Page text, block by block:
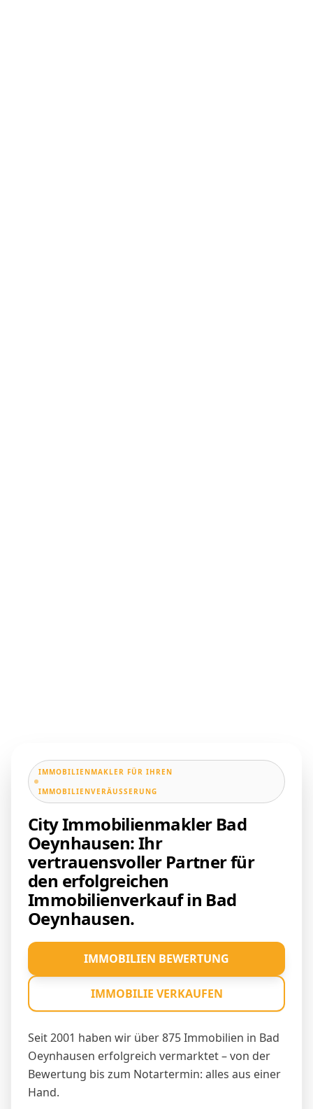
IMMOBILIENMAKLER FÜR IHREN
IMMOBILIENVERÄUSSERUNG
City Immobilienmakler Bad
Oeynhausen: Ihr
vertrauensvoller Partner für
den erfolgreichen
Immobilienverkauf in Bad
Oeynhausen.
Seit 2001 haben wir über 875 Immobilien in Bad
Oeynhausen erfolgreich vermarktet – von der
Bewertung bis zum Notartermin: alles aus einer
Hand.
IMMOBILIEN BEWERTUNG
IMMOBILIE VERKAUFEN